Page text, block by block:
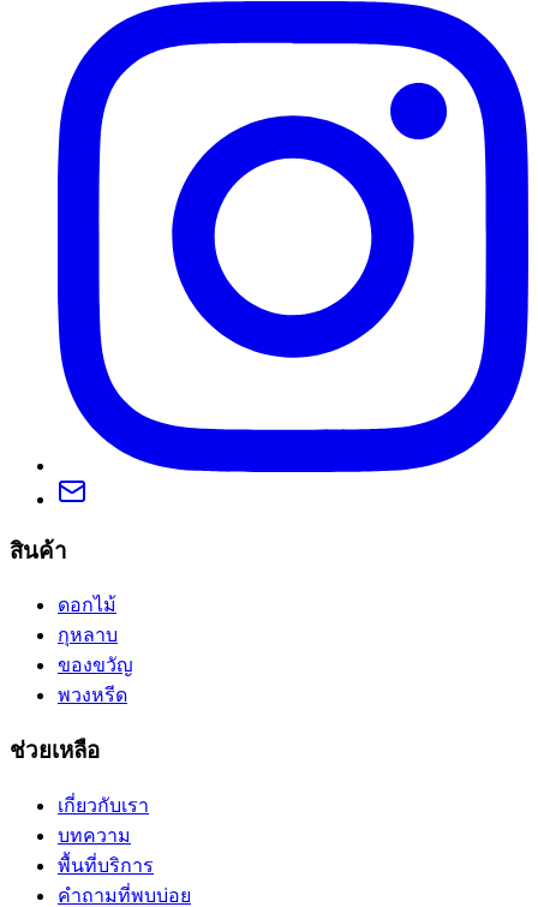
สินค้า
ดอกไม้
กุหลาบ
ของขวัญ
พวงหรีด
ช่วยเหลือ
เกี่ยวกับเรา
บทความ
พื้นที่บริการ
คำถามที่พบบ่อย